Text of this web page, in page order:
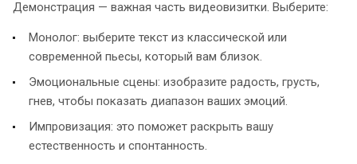
Демонстрация — важная часть видеовизитки. Выберите:
Монолог: выберите текст из классической или
современной пьесы, который вам близок.
Эмоциональные сцены: изобразите радость, грусть,
гнев, чтобы показать диапазон ваших эмоций.
Импровизация: это поможет раскрыть вашу
естественность и спонтанность.